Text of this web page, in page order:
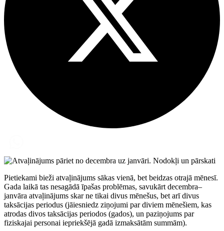
Pietiekami bieži atvaļinājums sākas vienā, bet beidzas otrajā mēnesī.
Gada laikā tas nesagādā īpašas problēmas, savukārt decembra–
janvāra atvaļinājums skar ne tikai divus mēnešus, bet arī divus
taksācijas periodus (jāiesniedz ziņojumi par diviem mēnešiem, kas
atrodas divos taksācijas periodos (gados), un paziņojums par
fiziskajai personai iepriekšējā gadā izmaksātām summām).